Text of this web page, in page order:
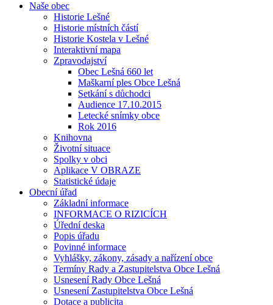
Naše obec
Historie Lešné
Historie místních částí
Historie Kostela v Lešné
Interaktivní mapa
Zpravodajství
Obec Lešná 660 let
Maškarní ples Obce Lešná
Setkání s důchodci
Audience 17.10.2015
Letecké snímky obce
Rok 2016
Knihovna
Životní situace
Spolky v obci
Aplikace V OBRAZE
Statistické údaje
Obecní úřad
Základní informace
INFORMACE O RIZICÍCH
Úřední deska
Popis úřadu
Povinné informace
Vyhlášky, zákony, zásady a nařízení obce
Termíny Rady a Zastupitelstva Obce Lešná
Usnesení Rady Obce Lešná
Usnesení Zastupitelstva Obce Lešná
Dotace a publicita